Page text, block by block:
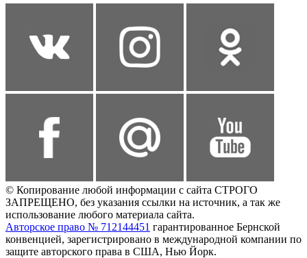
© Копирование любой информации с сайта СТРОГО
ЗАПРЕЩЕНО, без указания ссылки на источник, а так же
использование любого материала сайта.
Авторское право № 712144451 гарантированное Бернской
конвенцией, зарегистрировано в международной компании по
защите авторского права в США, Нью Йорк.